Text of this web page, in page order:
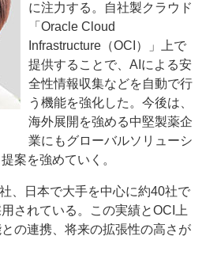
に注力する。自社製クラウド
「Oracle Cloud
Infrastructure（OCI）」上で
提供することで、AIによる安
全性情報収集などを自動で行
う機能を強化した。今後は、
海外展開を強める中堅製薬企
業にもグローバルソリューシ
案を強めていく。
、日本で大手を中心に約40社で
されている。この実績とOCI上
の連携、将来の拡張性の高さが